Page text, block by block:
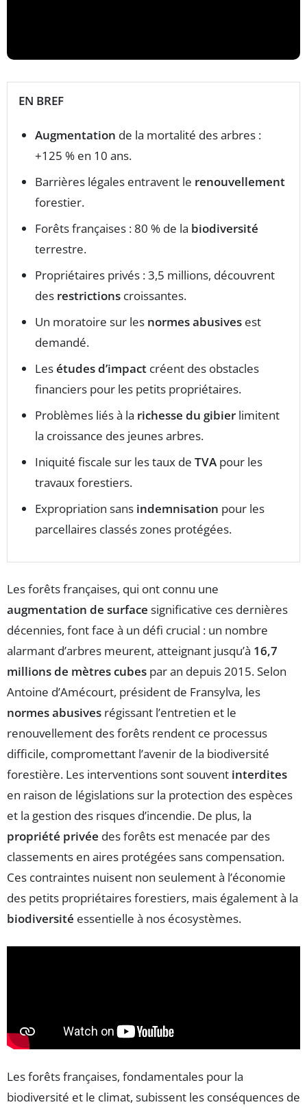
EN BREF
Augmentation de la mortalité des arbres :
+125 % en 10 ans.
Barrières légales entravent le renouvellement
forestier.
Forêts françaises : 80 % de la biodiversité
terrestre.
Propriétaires privés : 3,5 millions, découvrent
des restrictions croissantes.
Un moratoire sur les normes abusives est
demandé.
Lesétudes d’impact créent des obstacles
financiers pour les petits propriétaires.
Problèmes liés à la richesse du gibier limitent
la croissance des jeunes arbres.
Iniquité fiscale sur les taux de TVA pour les
travaux forestiers.
Expropriation sans indemnisation pour les
parcellaires classés zones protégées.
Les forêts françaises, qui ont connu une
augmentation de surface significative ces dernières
décennies, font face à un défi crucial : un nombre
alarmant d’arbres meurent, atteignant jusqu’à 16,7
millions de mètres cubes par an depuis 2015. Selon
Antoine d’Amécourt, président de Fransylva, les
normes abusives régissant l’entretien et le
renouvellement des forêts rendent ce processus
difficile, compromettant l’avenir de la biodiversité
forestière. Les interventions sont souvent interdites
en raison de législations sur la protection des espèces
et la gestion des risques d’incendie. De plus, la
propriété privée des forêts est menacée par des
classements en aires protégées sans compensation.
Ces contraintes nuisent non seulement à l’économie
des petits propriétaires forestiers, mais également à la
biodiversité essentielle à nos écosystèmes.
Les forêts françaises, fondamentales pour la
biodiversité et le climat, subissent les conséquences de